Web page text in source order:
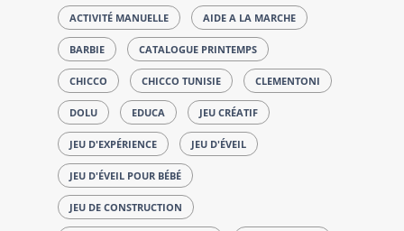
ACTIVITÉ MANUELLE AIDE A LA MARCHE
BARBIE CATALOGUE PRINTEMPS
CHICCO CHICCO TUNISIE CLEMENTONI
DOLU EDUCA JEU CRÉATIF
JEU D'EXPÉRIENCE JEU D'ÉVEIL
JEU D'ÉVEIL POUR BÉBÉ
JEU DE CONSTRUCTION